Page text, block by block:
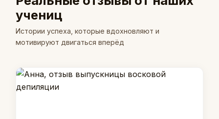
учениц
Истории успеха, которые вдохновляют и
мотивируют двигаться вперёд